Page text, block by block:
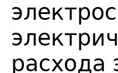
расхода